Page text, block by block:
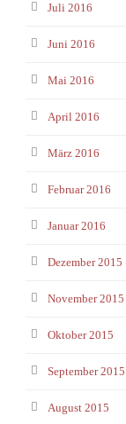
Juli 2016
Juni 2016
Mai 2016
April 2016
März 2016
Februar 2016
Januar 2016
Dezember 2015
November 2015
Oktober 2015
September 2015
August 2015